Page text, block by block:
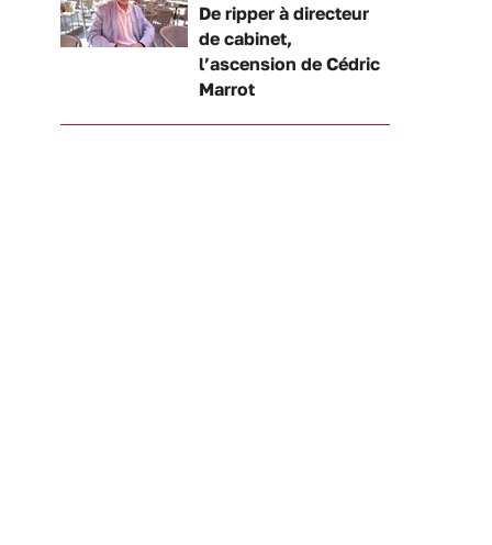
De ripper à directeur
de cabinet,
l’ascension de Cédric
Marrot